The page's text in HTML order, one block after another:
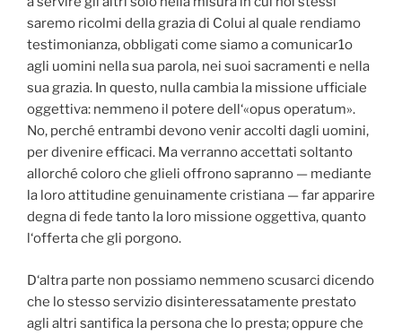
saremo ricolmi della grazia di Colui al quale rendiamo
testimonianza, obbligati come siamo a comunicar1o
agli uomini nella sua parola, nei suoi sacramenti e nella
sua grazia. In questo, nulla cambia la missione ufficiale
oggettiva: nemmeno il potere dell‘«opus operatum».
No, perché entrambi devono venir accolti dagli uomini,
per divenire efficaci. Ma verranno accettati soltanto
allorché coloro che glieli offrono sapranno — mediante
la loro attitudine genuinamente cristiana — far apparire
degna di fede tanto la loro missione oggettiva, quanto
l‘offerta che gli porgono.
D‘altra parte non possiamo nemmeno scusarci dicendo
che lo stesso servizio disinteressatamente prestato
agli altri santifica la persona che lo presta; oppure che